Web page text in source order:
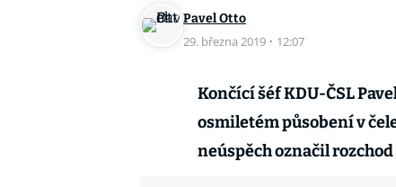
Pavel Otto
29. března 2019 · 12:07
Končící šéf KDU-ČSL
osmiletém působení v
neúspěch označil